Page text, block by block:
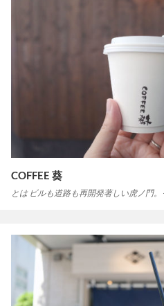
COFFEE 葵
とは ビルも道路も再開発著しい虎ノ門。